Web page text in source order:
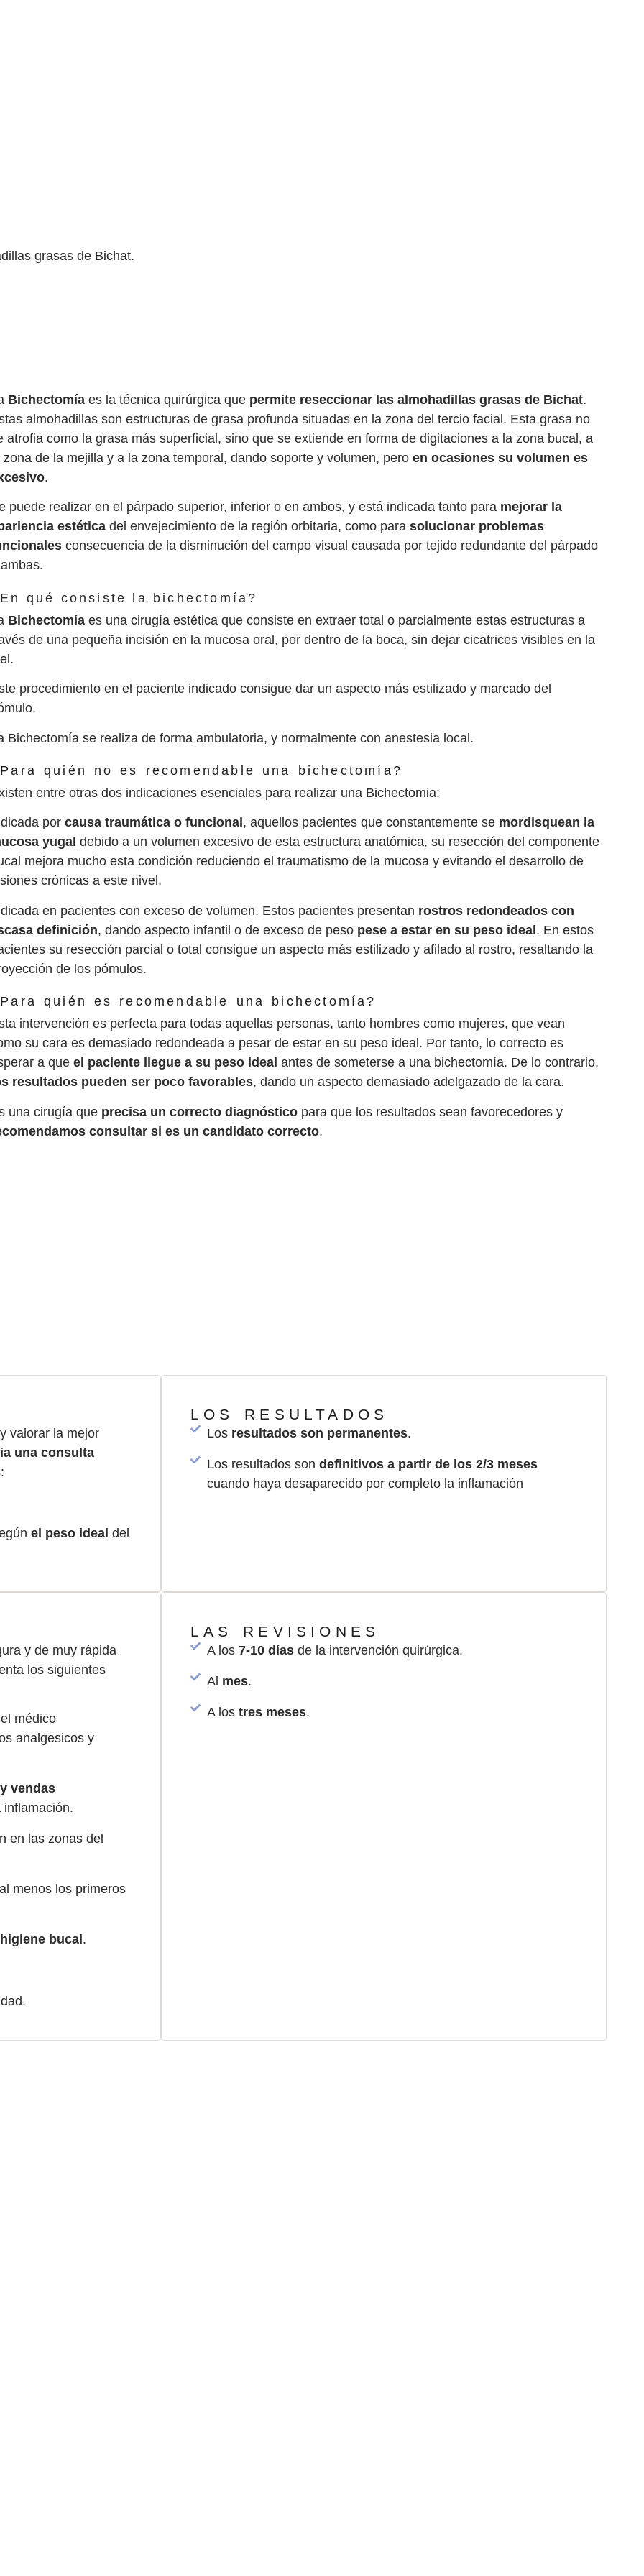
grasas de Bichat.
Bichectomía es la técnica quirúrgica que permite reseccionar las almohadillas grasas de Bichat.
almohadillas son estructuras de grasa profunda situadas en la zona del tercio facial. Esta grasa no
atrofia como la grasa más superficial, sino que se extiende en forma de digitaciones a la zona bucal, a
zona de la mejilla y a la zona temporal, dando soporte y volumen, pero en ocasiones su volumen es
.
puede realizar en el párpado superior, inferior o en ambos, y está indicada tanto para mejorar la
estética del envejecimiento de la región orbitaria, como para solucionar problemas
consecuencia de la disminución del campo visual causada por tejido redundante del párpado
qué consiste la bichectomía?
Bichectomía es una cirugía estética que consiste en extraer total o parcialmente estas estructuras a
de una pequeña incisión en la mucosa oral, por dentro de la boca, sin dejar cicatrices visibles en la
procedimiento en el paciente indicado consigue dar un aspecto más estilizado y marcado del
Bichectomía se realiza de forma ambulatoria, y normalmente con anestesia local.
quién no es recomendable una bichectomía?
entre otras dos indicaciones esenciales para realizar una Bichectomia:
por causa traumática o funcional , aquellos pacientes que constantemente se mordisquean la
yugal debido a un volumen excesivo de esta estructura anatómica, su resección del componente
mejora mucho esta condición reduciendo el traumatismo de la mucosa y evitando el desarrollo de
crónicas a este nivel.
en pacientes con exceso de volumen. Estos pacientes presentan rostros redondeados con
definición, dando aspecto infantil o de exceso de peso pese a estar en su peso ideal. En estos
su resección parcial o total consigue un aspecto más estilizado y afilado al rostro, resaltando la
de los pómulos.
quién es recomendable una bichectomía?
intervención es perfecta para todas aquellas personas, tanto hombres como mujeres, que vean
su cara es demasiado redondeada a pesar de estar en su peso ideal. Por tanto, lo correcto es
a que el paciente llegue a su peso ideal antes de someterse a una bichectomía. De lo contrario,
resultados pueden ser poco favorables, dando un aspecto demasiado adelgazado de la cara.
una cirugía que precisa un correcto diagnóstico para que los resultados sean favorecedores y
consultar si es un candidato correcto.
valorar la mejor
una consulta
el peso ideal del
LOS RESULTADOS
Los resultados son permanentes.
Los resultados son definitivos a partir de los 2/3 meses
cuando haya desaparecido por completo la inflamación
y de muy rápida
los siguientes
médico
analgesicos y
vendas
en las zonas del
al menos los primeros
bucal .
LAS REVISIONES
A los 7-10 díasde la intervención quirúrgica.
Al mes.
A los tres meses.